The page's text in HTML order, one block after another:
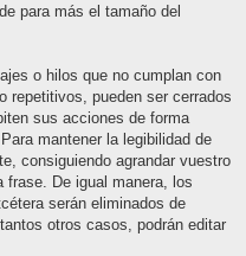
para más el tamaño del
o hilos que no cumplan con
repetitivos, pueden ser cerrados
sus acciones de forma
mantener la legibilidad de
consiguiendo agrandar vuestro
frase. De igual manera, los
serán eliminados de
otros casos, podrán editar